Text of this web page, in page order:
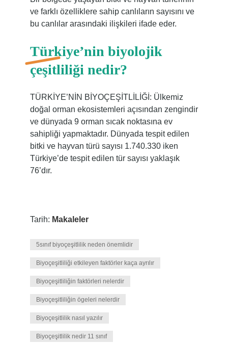
ve farklı özelliklere sahip canlıların sayısını ve
bu canlılar arasındaki ilişkileri ifade eder.
Türkiye’nin biyolojik
çeşitliliği nedir?
TÜRKİYE’NİN BİYOÇEŞİTLİLİĞİ: Ülkemiz
doğal orman ekosistemleri açısından zengindir
ve dünyada 9 orman sıcak noktasına ev
sahipliği yapmaktadır. Dünyada tespit edilen
bitki ve hayvan türü sayısı 1.740.330 iken
Türkiye’de tespit edilen tür sayısı yaklaşık
76’dır.
Tarih: Makaleler
5sınıf biyoçeşitlilik neden önemlidir
Biyoçeşitliliği etkileyen faktörler kaça ayrılır
Biyoçeşitliliğin faktörleri nelerdir
Biyoçeşitliliğin ögeleri nelerdir
Biyoçeşitlilik nasıl yazılır
Biyoçeşitlilik nedir 11 sınıf